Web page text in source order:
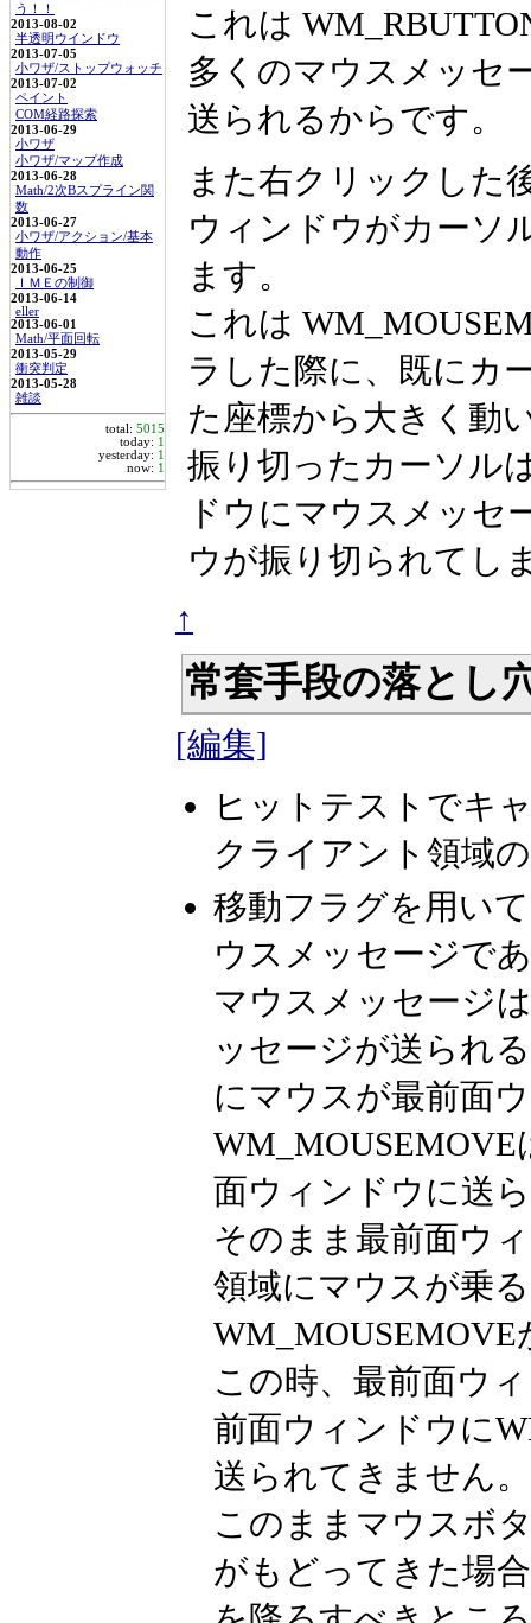
う！！
2013-08-02
半透明ウインドウ
2013-07-05
小ワザ/ストップウォッチ
2013-07-02
ペイント
COM経路探索
2013-06-29
小ワザ
小ワザ/マップ作成
2013-06-28
Math/2次Bスプライン関
数
2013-06-27
小ワザ/アクション/基本
動作
2013-06-25
ＩＭＥの制御
2013-06-14
eller
2013-06-01
Math/平面回転
2013-05-29
衝突判定
2013-05-28
雑談
total: 5015
today: 1
yesterday: 1
now: 1
これは
多くのマウスメッセ
送られるからです。
また右クリックした
ウィンドウがカーソ
ます。
これは
ラした際に、既にカ
た座標から大きく動
振り切ったカーソル
ドウにマウスメッセ
ウが振り切られてし
↑
常套手段の落とし
[編集]
ヒットテストでキ
クライアント領域
移動フラグを用い
ウスメッセージで
マウスメッセージ
ッセージが送られ
にマウスが最前面
面ウィンドウに送
そのまま最前面ウ
領域にマウスが乗
この時、最前面ウ
前面ウィンドウに
送られてきません。
このままマウスボ
がもどってきた場